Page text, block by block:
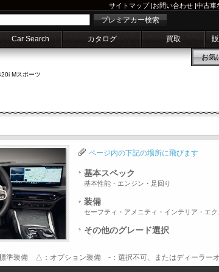
サイトマップ|お問い合わせ |中古車
プレミアカー検索
Car Search カタログ 買取
お気
Mスポーツ
ページ内の下記の場所に飛びます
基本スペック
基本性能・エンジン・足回り
装備
セーフティ・アメニティ・インテリア・エク
その他のグレード選択
準装備 △：オプション装備 -：選択不可、またはディーラー